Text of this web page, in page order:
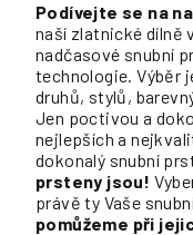
Podívejte se na
naší zlatnické dílně
nadčasové snubní
technologie. Výběr
druhů, stylů,
Jen poctivou a
nejlepších a
dokonalý snubní
prsteny jsou!
právě ty Vaše
pomůžeme při